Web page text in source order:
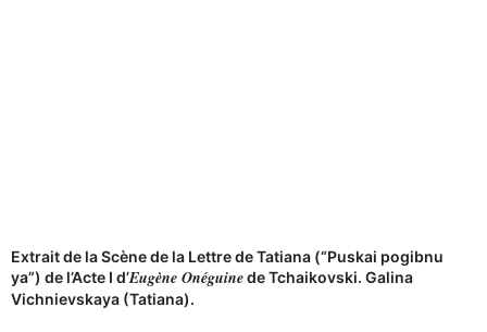
Extrait de la Scène de la Lettre de Tatiana (“Puskai pogibnu
ya”) de l’Acte I d’Eugène Onéguinede Tchaikovski. Galina
Vichnievskaya (Tatiana).